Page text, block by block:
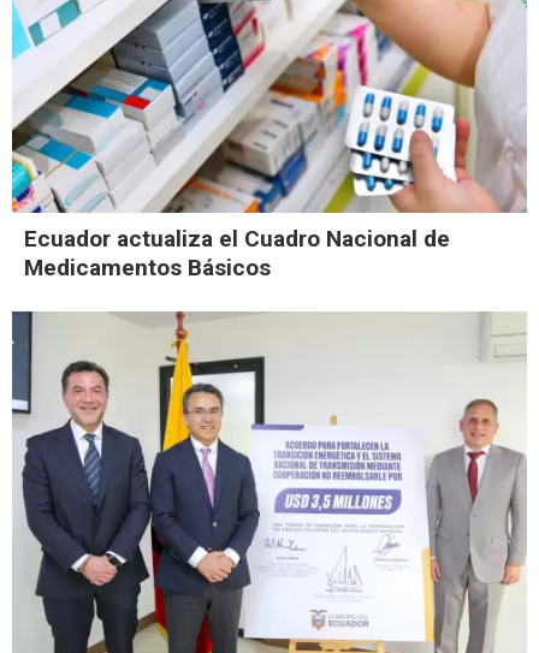
Ecuador actualiza el Cuadro Nacional de
Medicamentos Básicos